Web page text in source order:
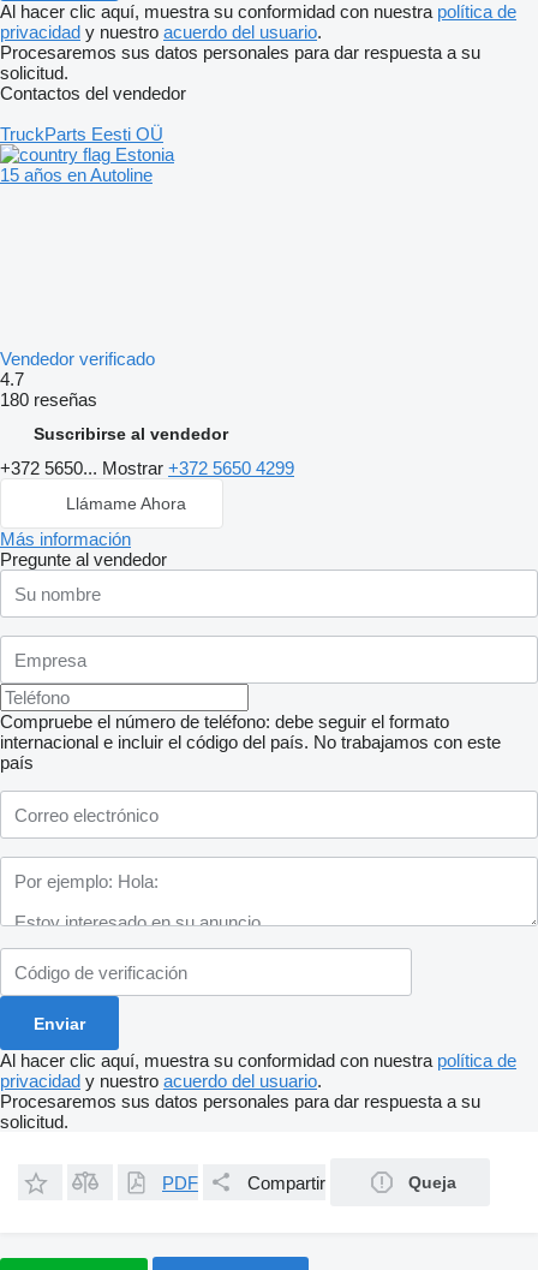
Al hacer clic aquí, muestra su conformidad con nuestra política de
privacidad y nuestro acuerdo del usuario.
Procesaremos sus datos personales para dar respuesta a su
solicitud.
Contactos del vendedor
TruckParts Eesti OÜ
Estonia
15 años en Autoline
Vendedor verificado
4.7
180 reseñas
Suscribirse al vendedor
+372 5650... Mostrar +372 5650 4299
Llámame Ahora
Más información
Pregunte al vendedor
Compruebe el número de teléfono: debe seguir el formato
internacional e incluir el código del país. No trabajamos con este
país
Al hacer clic aquí, muestra su conformidad con nuestra política de
privacidad y nuestro acuerdo del usuario.
Procesaremos sus datos personales para dar respuesta a su
solicitud.
PDF Compartir Queja